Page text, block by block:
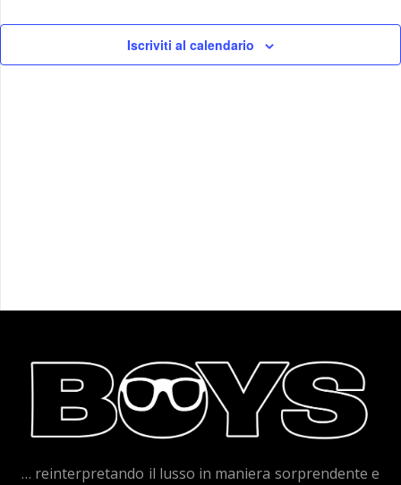
Iscriviti al calendario
… reinterpretando il lusso in maniera sorprendente e